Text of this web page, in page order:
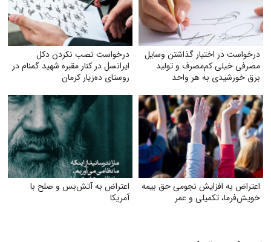
درخواست در اختیار گذاشتن وسایل
مصرفی خیلی کم‌مصرف و تولید
برق خورشیدی به هر واحد
درخواست نصب نکردن دکل
ایرانسل در کنار مقبره شهید گمنام در
روستای ده‌زیار کرمان
اعتراض به افزایش نجومی حق بیمه
خویش‌فرما، تکمیلی و عمر
اعتراض به آتش‌بس و صلح با
آمریکا